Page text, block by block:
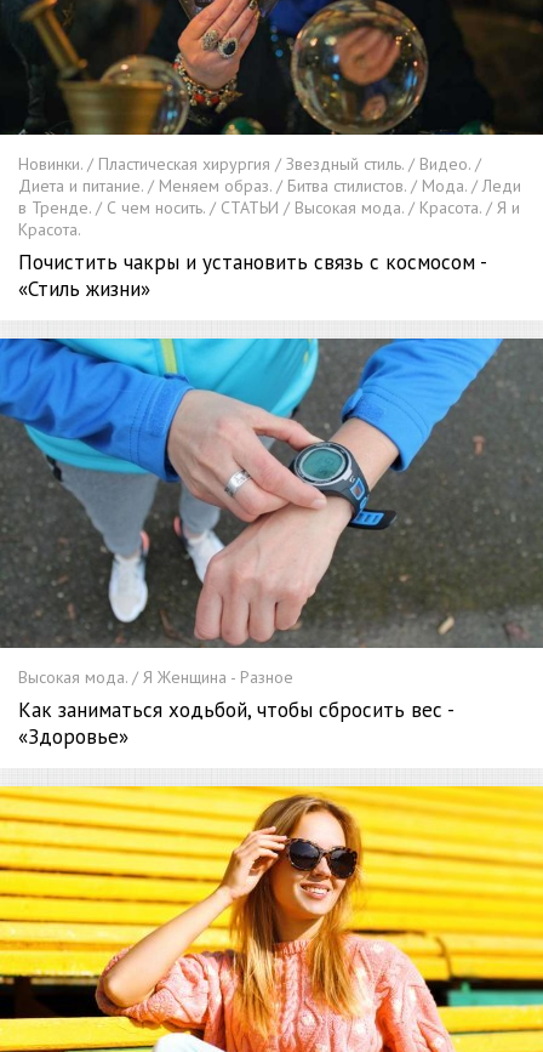
Новинки. / Пластическая хирургия / Звездный стиль. / Видео. /
Диета и питание. / Меняем образ. / Битва стилистов. / Мода. / Леди
в Тренде. / С чем носить. / СТАТЬИ / Высокая мода. / Красота. / Я и
Красота.
Почистить чакры и установить связь с космосом -
«Стиль жизни»
Высокая мода. / Я Женщина - Разное
Как заниматься ходьбой, чтобы сбросить вес -
«Здоровье»